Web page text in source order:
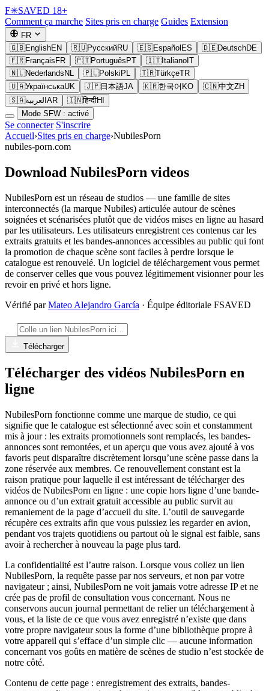
F✳SAVED 18+
Comment ça marche Sites pris en charge Guides Extension
FR
🇬🇧EnglishEN 🇷🇺РусскийRU 🇪🇸Español ES 🇩🇪DeutschDE
🇫🇷Français FR 🇵🇹Português PT 🇮🇹Italiano IT
🇳🇱Nederlands NL 🇵🇱Polski PL 🇹🇷TürkçeTR
🇺🇦УкраїнськаUK 🇯🇵日本語JA 🇰🇷한국어 KO 🇨🇳中文ZH
🇸🇦العربية AR 🇮🇳हिन्दीHI
Mode SFW : activé
Se connecter S'inscrire
Accueil›Sites pris en charge›NubilesPorn
nubiles-porn.com
Download NubilesPorn videos
NubilesPorn est un réseau de studios — une famille de sites
interconnectés (la marque Nubiles) articulée autour de scènes
soignées et scénarisées plutôt que de vidéos mises en ligne au hasard
par les utilisateurs. Les utilisateurs enregistrent ces contenus car les
extraits gratuits et les bandes-annonces accessibles au public qui font
la promotion de chaque scène sont faciles à perdre lorsque le
catalogue est renouvelé. Un logiciel de téléchargement vous permet
de conserver celles que vous pouvez légitimement visionner pour les
revoir en privé et hors ligne.
Vérifié parMateo Alejandro García · Équipe éditoriale FSAVED
Télécharger
Télécharger des vidéos NubilesPorn en
ligne
NubilesPorn fonctionne comme une marque de studio, ce qui
signifie que le catalogue est sélectionné avec soin et constamment
mis à jour : les extraits promotionnels sont remplacés, les bandes-
annonces sont remontées, et un aperçu que vous avez ajouté à vos
favoris peut disparaître discrètement lorsqu’une scène passe dans la
zone réservée aux membres. Ce renouvellement constant est la
raison pratique pour laquelle il est intéressant de télécharger des
vidéos de NubilesPorn en ligne : une copie hors ligne d’une bande-
annonce ou d’un extrait gratuit accessible au public survit au
remaniement de la page d’accueil du site. L’outil de sauvegarde
récupère ces extraits afin que vous puissiez les regarder en avion,
pendant vos trajets quotidiens ou partout où le signal est faible, sans
avoir à rechercher à nouveau la page plus tard.
La confidentialité est l’autre raison. Lorsque vous collez un lien
NubilesPorn, la requête passe par nos serveurs, et non par votre
navigateur ; ainsi, NubilesPorn ne voit jamais votre adresse IP et ne
crée pas de profil de consultation vous concernant. Nous ne
conservons aucun journal permettant de relier un téléchargement à
vous, et la liste de ce que vous avez enregistré n’existe que dans
votre propre navigateur sous la forme d’une bibliothèque propre à
votre appareil qui s’efface d’un simple clic — aucune information
concernant vos goûts en matière de scènes de studio n’est stockée de
notre côté.
Contenu de cette page : enregistrement des extraits, bandes-